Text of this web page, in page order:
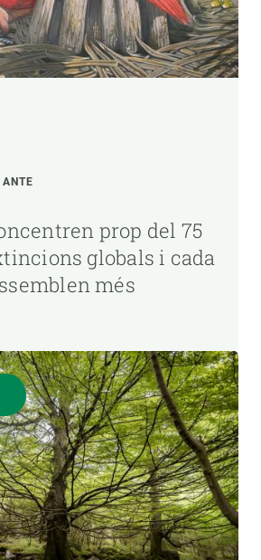
prop del 75
globals i cada
més